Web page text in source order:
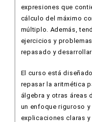
expresiones que
cálculo del máximo
múltiplo. Además,
ejercicios y
repasado y
El curso está
repasar la aritmética
álgebra y otras áreas
un enfoque riguroso
explicaciones claras